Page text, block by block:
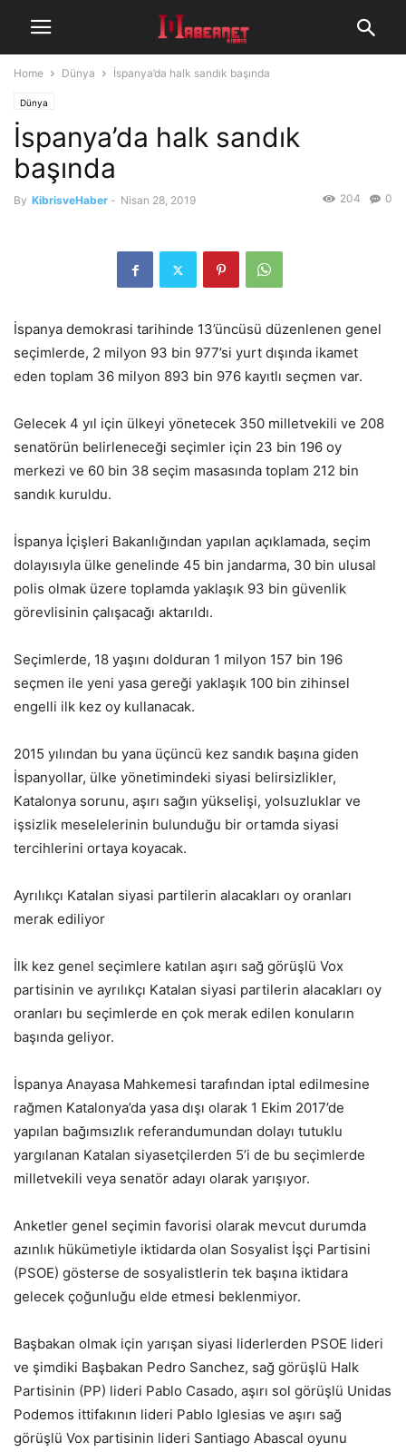
Home Dünya İspanya’da halk sandık başında
Dünya
İspanya’da halk sandık
başında
By KibrisveHaber - Nisan 28, 2019 0
204
İspanya demokrasi tarihinde 13’üncüsü düzenlenen genel
seçimlerde, 2 milyon 93 bin 977’si yurt dışında ikamet
eden toplam 36 milyon 893 bin 976 kayıtlı seçmen var.
Gelecek 4 yıl için ülkeyi yönetecek 350 milletvekili ve 208
senatörün belirleneceği seçimler için 23 bin 196 oy
merkezi ve 60 bin 38 seçim masasında toplam 212 bin
sandık kuruldu.
İspanya İçişleri Bakanlığından yapılan açıklamada, seçim
dolayısıyla ülke genelinde 45 bin jandarma, 30 bin ulusal
polis olmak üzere toplamda yaklaşık 93 bin güvenlik
görevlisinin çalışacağı aktarıldı.
Seçimlerde, 18 yaşını dolduran 1 milyon 157 bin 196
seçmen ile yeni yasa gereği yaklaşık 100 bin zihinsel
engelli ilk kez oy kullanacak.
2015 yılından bu yana üçüncü kez sandık başına giden
İspanyollar, ülke yönetimindeki siyasi belirsizlikler,
Katalonya sorunu, aşırı sağın yükselişi, yolsuzluklar ve
işsizlik meselelerinin bulunduğu bir ortamda siyasi
tercihlerini ortaya koyacak.
Ayrılıkçı Katalan siyasi partilerin alacakları oy oranları
merak ediliyor
İlk kez genel seçimlere katılan aşırı sağ görüşlü Vox
partisinin ve ayrılıkçı Katalan siyasi partilerin alacakları oy
oranları bu seçimlerde en çok merak edilen konuların
başında geliyor.
İspanya Anayasa Mahkemesi tarafından iptal edilmesine
rağmen Katalonya’da yasa dışı olarak 1 Ekim 2017’de
yapılan bağımsızlık referandumundan dolayı tutuklu
yargılanan Katalan siyasetçilerden 5’i de bu seçimlerde
milletvekili veya senatör adayı olarak yarışıyor.
Anketler genel seçimin favorisi olarak mevcut durumda
azınlık hükümetiyle iktidarda olan Sosyalist İşçi Partisini
(PSOE) gösterse de sosyalistlerin tek başına iktidara
gelecek çoğunluğu elde etmesi beklenmiyor.
Başbakan olmak için yarışan siyasi liderlerden PSOE lideri
ve şimdiki Başbakan Pedro Sanchez, sağ görüşlü Halk
Partisinin (PP) lideri Pablo Casado, aşırı sol görüşlü Unidas
Podemos ittifakının lideri Pablo Iglesias ve aşırı sağ
görüşlü Vox partisinin lideri Santiago Abascal oyunu